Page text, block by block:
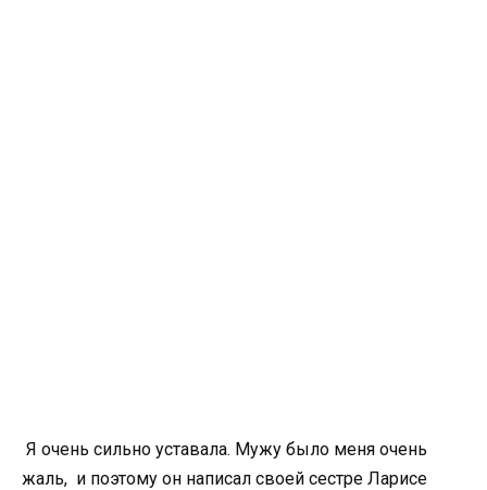
Я очень сильно уставала. Мужу было меня очень
жаль, и поэтому он написал своей сестре Ларисе